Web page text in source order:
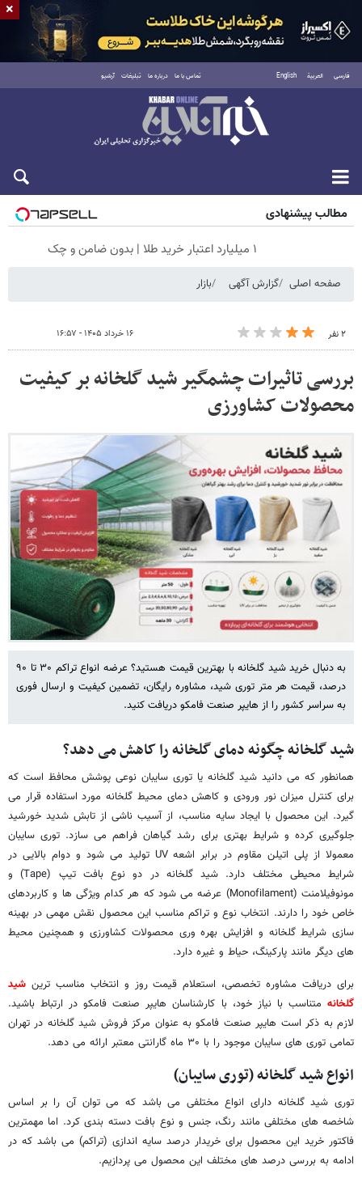
فارسی العربية English تماس با ما درباره ما تبلیغات آرشیو
جمعه ۱۶ مرداد ۱۴۰۵
مطالب پیشنهادی
۱ میلیارد اعتبار خرید طلا | بدون ضامن و چک
صفحه اصلی گزارش آگهی بازار
۲ نفر ۱۶ خرداد ۱۴۰۵ - ۱۶:۵۷
بررسی تاثیرات چشمگیر شید گلخانه بر کیفیت
محصولات کشاورزی
به دنبال خرید شید گلخانه با بهترین قیمت هستید؟ عرضه انواع تراکم ۳۰ تا ۹۰
درصد، قیمت هر متر توری شید، مشاوره رایگان، تضمین کیفیت و ارسال فوری
به سراسر کشور را از هایپر صنعت فامکو دریافت کنید.
شید گلخانه چگونه دمای گلخانه را کاهش می دهد؟
همانطور که می دانید شید گلخانه یا توری سایبان نوعی پوشش محافظ است که
برای کنترل میزان نور ورودی و کاهش دمای محیط گلخانه مورد استفاده قرار می
گیرد. این محصول با ایجاد سایه مناسب، از آسیب ناشی از تابش شدید خورشید
جلوگیری کرده و شرایط بهتری برای رشد گیاهان فراهم می سازد. توری سایبان
معمولا از پلی اتیلن مقاوم در برابر اشعه UV تولید می شود و دوام بالایی در
شرایط محیطی مختلف دارد. شید گلخانه در دو نوع بافت تیپ (Tape) و
مونوفیلامنت (Monofilament) عرضه می شود که هر کدام ویژگی ها و کاربردهای
خاص خود را دارند. انتخاب نوع و تراکم مناسب این محصول نقش مهمی در بهینه
سازی شرایط گلخانه و افزایش بهره وری محصولات کشاورزی و همچنین محیط
های دیگر مانند پارکینگ، حیاط و غیره دارد.
برای دریافت مشاوره تخصصی، استعلام قیمت روز و انتخاب مناسب ترین شید
گلخانه متناسب با نیاز خود، با کارشناسان هایپر صنعت فامکو در ارتباط باشید.
لازم به ذکر است هایپر صنعت فامکو به عنوان مرکز فروش شید گلخانه در تهران
تمامی توری های سایبان موجود را با ۳۰ ماه گارانتی معتبر ارائه می دهد.
انواع شید گلخانه(توری سایبان)
توری شید گلخانه دارای انواع مختلفی می باشد که می توان آن را بر اساس
شاخصه های مختلفی مانند رنگ، جنس و نوع بافت دسته بندی کرد. اما مهمترین
فاکتور خرید این محصول برای خریدار درصد سایه اندازی (تراکم) می باشد که در
ادامه به بررسی درصد های مختلف این محصول می پردازیم.
×